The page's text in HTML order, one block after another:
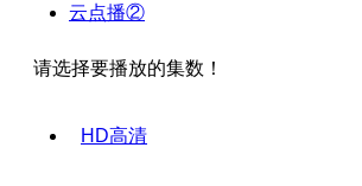
云点播②
请选择要播放的集数！
HD高清